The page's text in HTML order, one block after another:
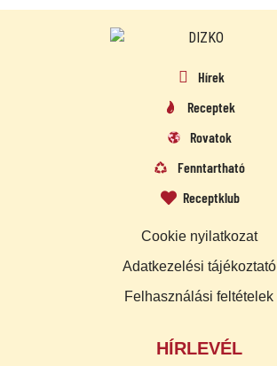
Hírek
Receptek
Rovatok
Fenntartható
Receptklub
Cookie nyilatkozat
Adatkezelési tájékoztató
Felhasználási feltételek
HÍRLEVÉL